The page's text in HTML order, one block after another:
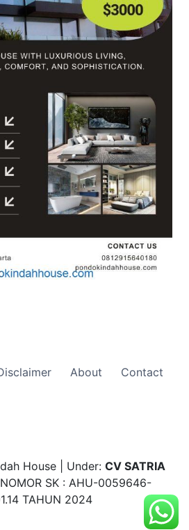
About Contact
House | Under: CV SATRIA
NOMOR SK : AHU-0059646-
TAHUN 2024